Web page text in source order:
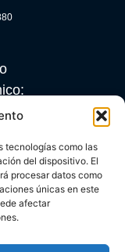
tecnologías como las
del dispositivo. El
procesar datos como
únicas en este
afectar
POR LOS
MECANISMO